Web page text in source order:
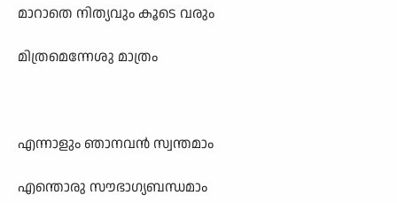
മാറാതെ നിത്യവും കൂടെ വരും
മിത്രമെന്നേശു മാത്രം
എന്നാളും ഞാനവൻ സ്വന്തമാം
എന്തൊരു സൗഭാഗ്യബന്ധമാം